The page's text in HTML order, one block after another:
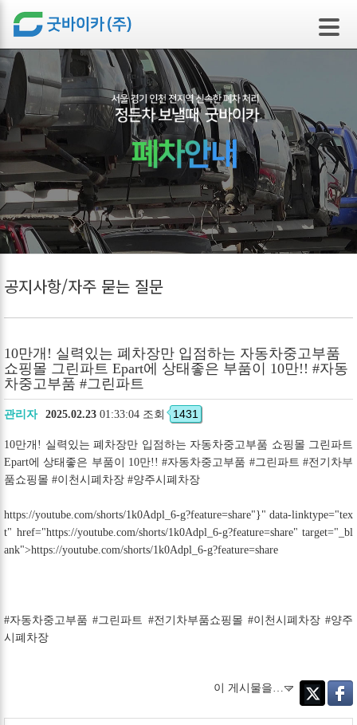
본문 바로가기
공지사항/자주 묻는 질문
10만개! 실력있는 폐차장만 입점하는 자동차중고부품
쇼핑몰 그린파트 Epart에 상태좋은 부품이 10만!! #자동
차중고부품 #그린파트
관리자 2025.02.23 01:33:04 조회 1431
10만개! 실력있는 폐차장만 입점하는 자동차중고부품 쇼핑몰 그린파트
Epart에 상태좋은 부품이 10만!! #자동차중고부품 #그린파트 #전기차부
품쇼핑몰 #이천시폐차장 #양주시폐차장
https://youtube.com/shorts/1k0Adpl_6-g?feature=share"}" data-linktype="tex
t" href="https://youtube.com/shorts/1k0Adpl_6-g?feature=share" target="_bl
ank">https://youtube.com/shorts/1k0Adpl_6-g?feature=share
#자동차중고부품 #그린파트 #전기차부품쇼핑몰 #이천시폐차장 #양주
시폐차장
이 게시물을…
Twitter